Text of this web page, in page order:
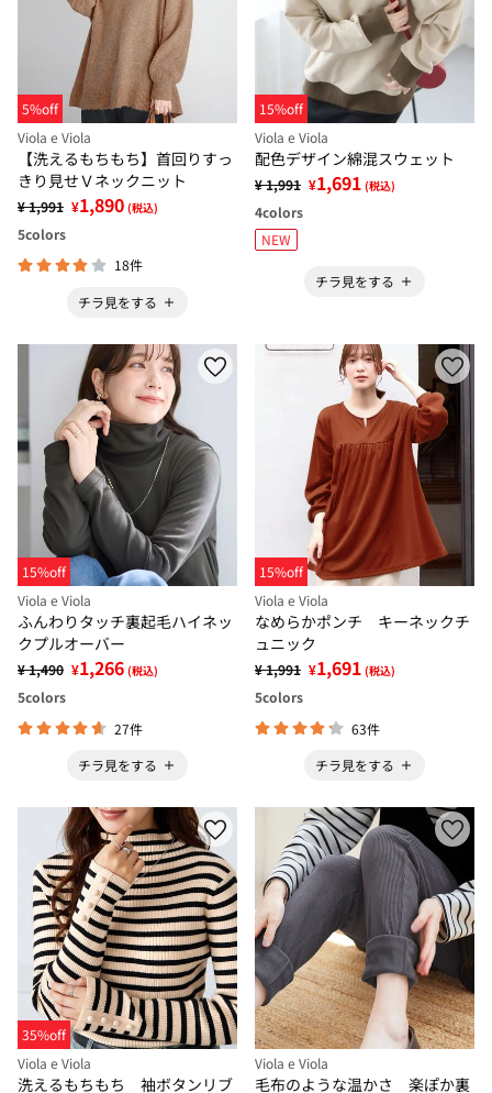
5%off
Viola e Viola
【洗えるもちもち】首回りすっ
きり見せＶネックニット
¥ 1,991 ¥1,890 (税込)
5colors
18件
チラ見をする
15%off
Viola e Viola
配色デザイン綿混スウェット
¥ 1,991 ¥1,691 (税込)
4colors
NEW
チラ見をする
15%off
Viola e Viola
ふんわりタッチ裏起毛ハイネッ
クプルオーバー
¥ 1,490 ¥1,266 (税込)
5colors
27件
チラ見をする
15%off
Viola e Viola
なめらかポンチ キーネックチ
ュニック
¥ 1,991 ¥1,691 (税込)
5colors
63件
チラ見をする
35%off
Viola e Viola
洗えるもちもち 袖ボタンリブ
Viola e Viola
毛布のような温かさ 楽ぽか裏